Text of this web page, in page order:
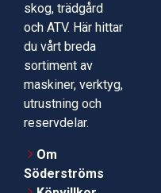
skog, trädgård
och ATV. Här hittar
du vårt breda
sortiment av
maskiner, verktyg,
utrustning och
reservdelar.
Om
Söderströms